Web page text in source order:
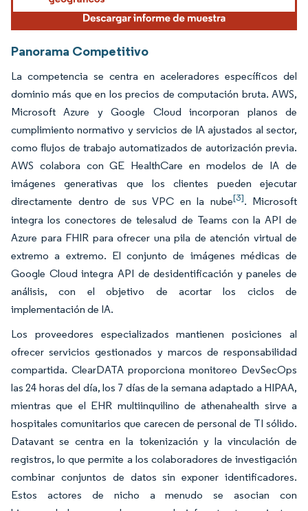
Panorama Competitivo
La competencia se centra en aceleradores específicos del
dominio más que en los precios de computación bruta. AWS,
Microsoft Azure y Google Cloud incorporan planos de
cumplimiento normativo y servicios de IA ajustados al sector,
como flujos de trabajo automatizados de autorización previa.
AWS colabora con GE HealthCare en modelos de IA de
imágenes generativas que los clientes pueden ejecutar
directamente dentro de sus VPC en la nube[3]. Microsoft
integra los conectores de telesalud de Teams con la API de
Azure para FHIR para ofrecer una pila de atención virtual de
extremo a extremo. El conjunto de imágenes médicas de
Google Cloud integra API de desidentificación y paneles de
análisis, con el objetivo de acortar los ciclos de
implementación de IA.
Los proveedores especializados mantienen posiciones al
ofrecer servicios gestionados y marcos de responsabilidad
compartida. ClearDATA proporciona monitoreo DevSecOps
las 24 horas del día, los 7 días de la semana adaptado a HIPAA,
mientras que el EHR multiinquilino de athenahealth sirve a
hospitales comunitarios que carecen de personal de TI sólido.
Datavant se centra en la tokenización y la vinculación de
registros, lo que permite a los colaboradores de investigación
combinar conjuntos de datos sin exponer identificadores.
Estos actores de nicho a menudo se asocian con